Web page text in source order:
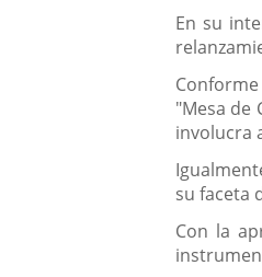
En su
"Mesa de
involucra
su faceta
Con la